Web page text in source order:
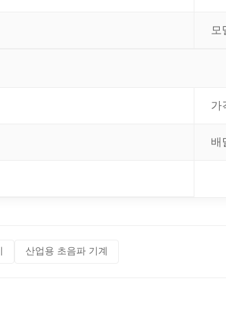
모
가
배
산업용 초음파 기계